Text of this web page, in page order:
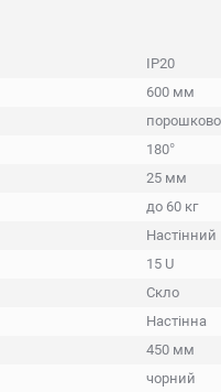
IP20
600 мм
180°
25 мм
до 60 кг
Настінний
15 U
Скло
Настінна
450 мм
чорний